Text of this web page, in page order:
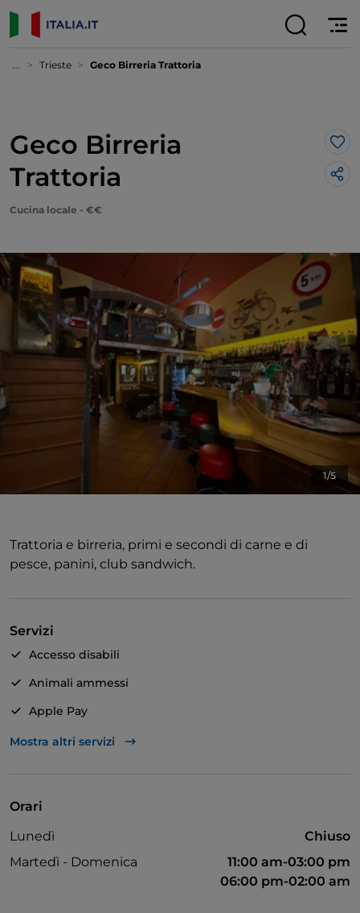
... Trieste Geco Birreria Trattoria
Geco Birreria
Trattoria
Cucina locale - €€
1/5
Trattoria e birreria, primi e secondi di carne e di
pesce, panini, club sandwich.
Servizi
Accesso disabili
Animali ammessi
Apple Pay
Asporto
Mostra altri servizi
Orari
Lunedì
Chiuso
Martedì - Domenica
11:00 am-03:00 pm
06:00 pm-02:00 am